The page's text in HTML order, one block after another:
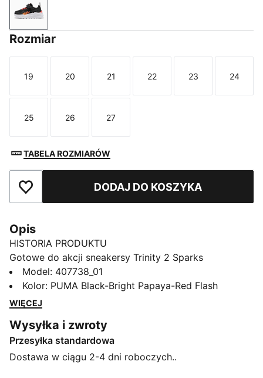
PUMA Black-Bright Papaya-Red Flash
Rozmiar
Rozmiar
19
Rozmiar
20
Rozmiar
21
Rozmiar
22
Rozmiar
23 24
Rozmiar
25
Rozmiar
26
Rozmiar
27
TABELA ROZMIARÓW
Dodaj do ulubionychDODAJ DO KOSZYKA
Opis
HISTORIA PRODUKTU
Gotowe do akcji sneakersy Trinity 2 Sparks
zapewniają maluchom wygodę podczas odkrywania
świata wokół siebie. Detale w kształcie płomieni na
pasku PUMA Formstrip nadają im wyrazisty wygląd.
z domu idzie nieco sprawniej.
SZCZEGÓŁY
Przeznaczenie: Do noszenia na co dzień
Model: 407738_01
Kolor: PUMA Black-Bright Papaya-Red Flash
WIĘCEJ
Wysyłka i zwroty
Przesyłka standardowa
Dostawa w ciągu 2-4 dni roboczych..